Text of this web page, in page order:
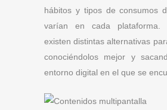
hábitos y tipos de consumos
varían en cada plataforma.
existen distintas alternativas
conociéndolos mejor y
entorno digital en el que se